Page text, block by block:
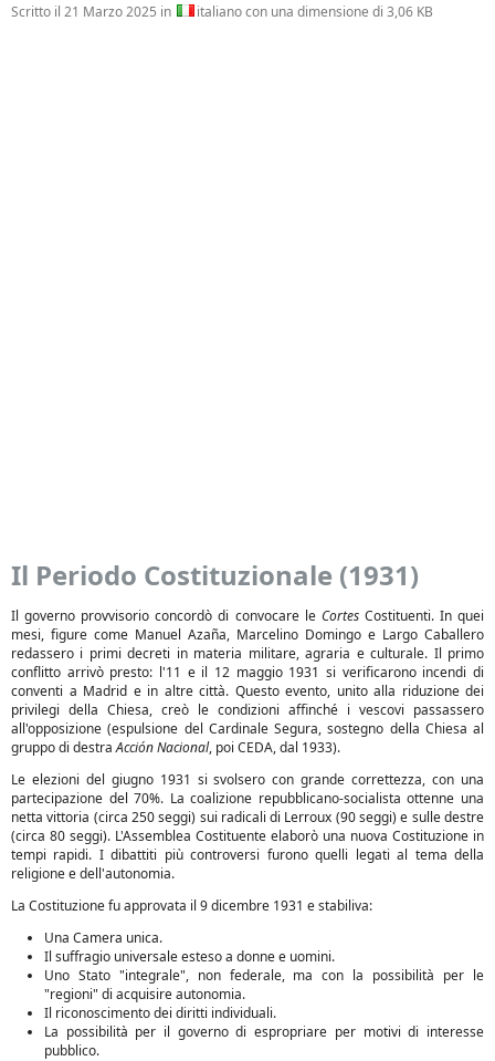
Scritto il 21 Marzo 2025 in italiano con una dimensione di 3,06 KB
Il Periodo Costituzionale (1931)
Il governo provvisorio concordò di convocare le CortesCostituenti. In quei
mesi, figure come Manuel Azaña, Marcelino Domingo e Largo Caballero
redassero i primi decreti in materia militare, agraria e culturale. Il primo
conflitto arrivò presto: l'11 e il 12 maggio 1931 si verificarono incendi di
conventi a Madrid e in altre città. Questo evento, unito alla riduzione dei
privilegi della Chiesa, creò le condizioni affinché i vescovi passassero
all'opposizione (espulsione del Cardinale Segura, sostegno della Chiesa al
gruppo di destraAcción Nacional, poi CEDA, dal 1933).
Le elezioni del giugno 1931 si svolsero con grande correttezza, con una
partecipazione del 70%. La coalizione repubblicano-socialista ottenne una
netta vittoria (circa 250 seggi) sui radicali di Lerroux (90 seggi) e sulle destre
(circa 80 seggi). L'Assemblea Costituente elaborò una nuova Costituzione in
tempi rapidi. I dibattiti più controversi furono quelli legati al tema della
religione e dell'autonomia.
La Costituzione fu approvata il 9 dicembre 1931 e stabiliva:
Una Camera unica.
Il suffragio universale esteso a donne e uomini.
Uno Stato "integrale", non federale, ma con la possibilità per le
"regioni" di acquisire autonomia.
Il riconoscimento dei diritti individuali.
La possibilità per il governo di espropriare per motivi di interesse
pubblico.